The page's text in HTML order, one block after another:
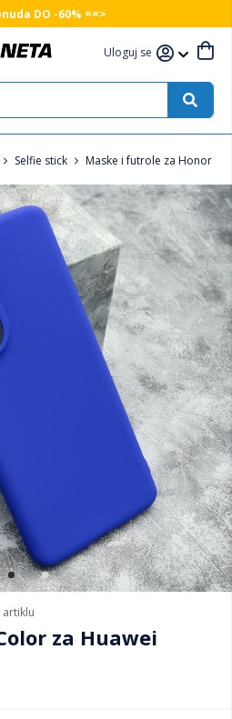
DO -60% ==>
Uloguj se
Selfie stick Maske i futrole za Honor
za Huawei